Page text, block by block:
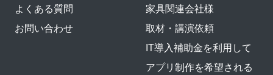
よくある質問
お問い合わせ
家具関連会社様
取材・講演依頼
IT導入補助金を利用して
アプリ制作を希望される